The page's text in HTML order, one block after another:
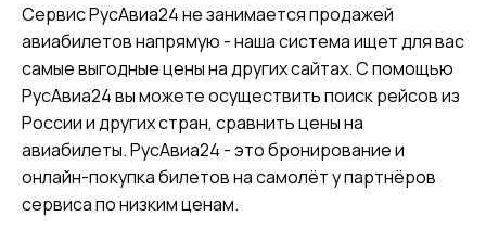
Сервис РусАвиа24 не занимается продaжей
авиабилетов напрямую - наша система ищет для вас
самые выгодные цены на других сайтах. С помощью
РусАвиа24 вы можете осуществить поиск рейсов из
России и других стран, сравнить цены на
авиабилеты. РусАвиа24 - это бронирование и
онлайн-покупка билетов на самолёт у партнёров
сервиса по низким ценам.